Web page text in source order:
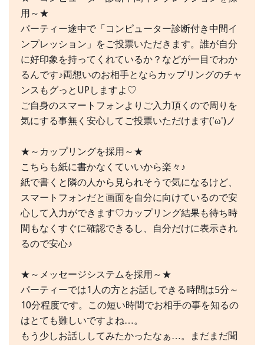
用～★
パーティー途中で「コンピューター診断付き中間イ
ンプレッション」をご投票いただきます。誰が自分
に好印象を持ってくれているか？などが一目でわか
るんです♪両想いのお相手とならカップリングのチャ
ンスもグっとUPしますよ♡
ご自身のスマートフォンよりご入力頂くので周りを
気にする事無く安心してご投票いただけます('ω')ノ
★～カップリングを採用～★
こちらも紙に書かなくていいから楽々♪
紙で書くと隣の人から見られそうで気になるけど、
スマートフォンだと画面を自分に向けているので安
心して入力ができます♡カップリング結果も待ち時
間もなくすぐに確認できるし、自分だけに表示され
るので安心♪
★～メッセージシステムを採用～★
パーティーでは1人の方とお話しできる時間は5分～
10分程度です。この短い時間でお相手の事を知るの
はとても難しいですよね…。
もう少しお話ししてみたかったなぁ…。まだまだ聞